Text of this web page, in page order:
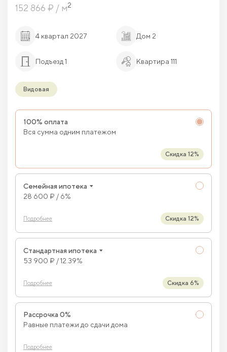
152 866 ₽ / м2
4 квартал 2027 Дом 2
Подъезд 1 Квартира 111
Видовая
100% оплата
Вся сумма одним платежом
Скидка 12%
Семейная ипотека
28 600 ₽ / 6%
Подробнее Скидка 12%
Стандартная ипотека
53 900 ₽ / 12.39%
Подробнее Скидка 6%
Рассрочка 0%
Равные платежи до сдачи дома
Подробнее